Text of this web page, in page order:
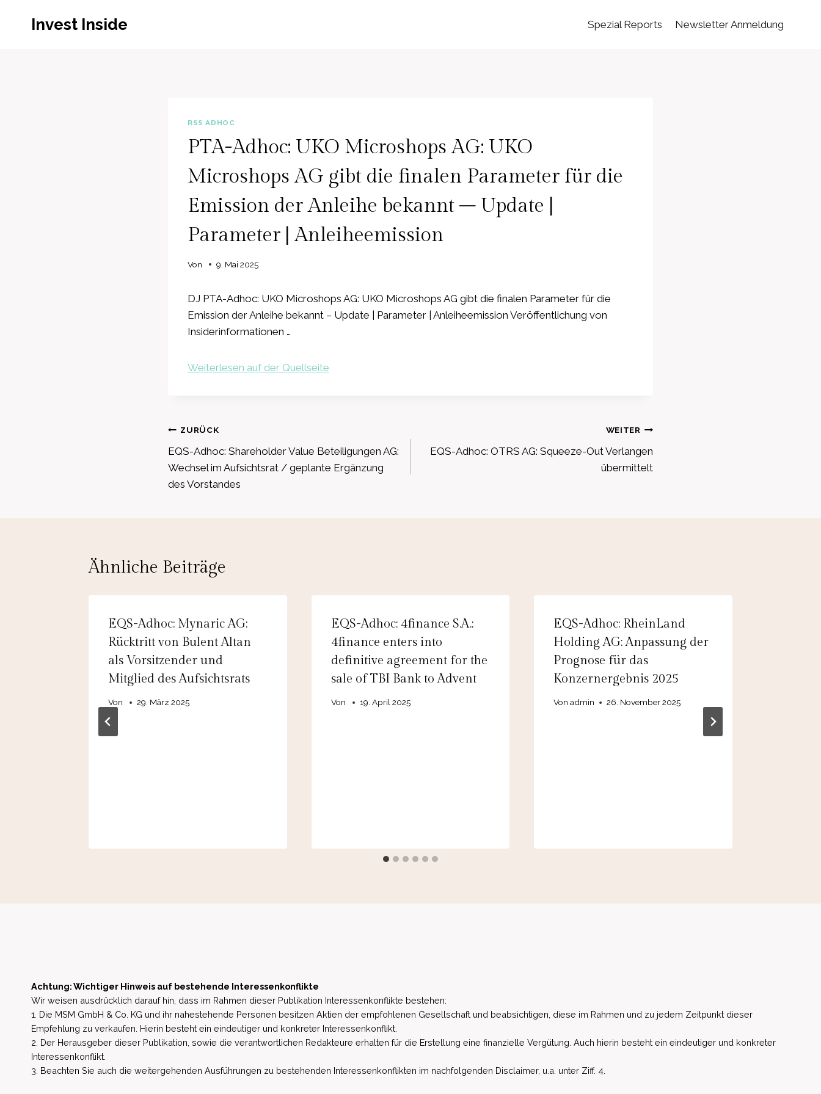
Invest Inside Spezial Reports Newsletter Anmeldung
RSS ADHOC
PTA-Adhoc: UKO Microshops AG: UKO
Microshops AG gibt die finalen Parameter für die
Emission der Anleihe bekannt – Update |
Parameter | Anleiheemission
Von 9. Mai 2025
DJ PTA-Adhoc: UKO Microshops AG: UKO Microshops AG gibt die finalen Parameter für die
Emission der Anleihe bekannt – Update | Parameter | Anleiheemission Veröffentlichung von
Insiderinformationen …
Weiterlesen auf der Quellseite
Beitragsnavigation
ZURÜCK
EQS-Adhoc: Shareholder Value Beteiligungen AG:
Wechsel im Aufsichtsrat / geplante Ergänzung
des Vorstandes
WEITER
EQS-Adhoc: OTRS AG: Squeeze-Out Verlangen
übermittelt
Ähnliche Beiträge
EQS-Adhoc: Mynaric AG:
Rücktritt von Bulent Altan
als Vorsitzender und
Mitglied des Aufsichtsrats
Von 29. März 2025
EQS-Adhoc: 4finance S.A.:
4finance enters into
definitive agreement for the
sale of TBI Bank to Advent
Von 19. April 2025
EQS-Adhoc: RheinLand
Holding AG: Anpassung der
Prognose für das
Konzernergebnis 2025
Von admin 26. November 2025
Achtung: Wichtiger Hinweis auf bestehende Interessenkonflikte
Wir weisen ausdrücklich darauf hin, dass im Rahmen dieser Publikation Interessenkonflikte bestehen:
1. Die MSM GmbH & Co. KG und ihr nahestehende Personen besitzen Aktien der empfohlenen Gesellschaft und beabsichtigen, diese im Rahmen und zu jedem Zeitpunkt dieser
Empfehlung zu verkaufen. Hierin besteht ein eindeutiger und konkreter Interessenkonflikt.
2. Der Herausgeber dieser Publikation, sowie die verantwortlichen Redakteure erhalten für die Erstellung eine finanzielle Vergütung. Auch hierin besteht ein eindeutiger und konkreter
Interessenkonflikt.
3. Beachten Sie auch die weitergehenden Ausführungen zu bestehenden Interessenkonflikten im nachfolgenden Disclaimer, u.a. unter Ziff. 4.